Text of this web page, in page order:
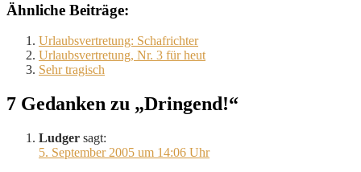
Ähnliche Beiträge:
Urlaubsvertretung: Schafrichter
Urlaubsvertretung, Nr. 3 für heut
Sehr tragisch
7 Gedanken zu „Dringend!“
Ludger sagt:
5. September 2005 um 14:06 Uhr